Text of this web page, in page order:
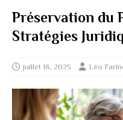
Préservation du
Stratégies
juillet 18, 2025 Léo